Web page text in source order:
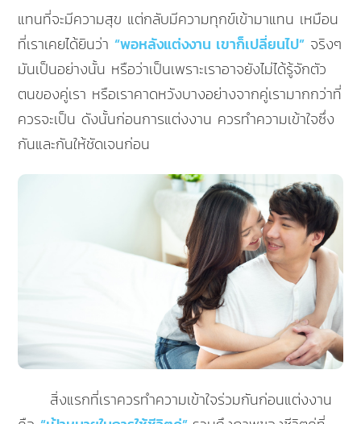
แทนที่จะมีความสุข แต่กลับมีความทุกข์เข้ามาแทน เหมือน
ที่เราเคยได้ยินว่า“พอหลังแต่งงาน เขาก็เปลี่ยนไป” จริงๆ
มันเป็นอย่างนั้น หรือว่าเป็นเพราะเราอาจยังไม่ได้รู้จักตัว
ตนของคู่เรา หรือเราคาดหวังบางอย่างจากคู่เรามากกว่าที่
ควรจะเป็น ดังนั้นก่อนการแต่งงาน ควรทำความเข้าใจซึ่ง
กันและกันให้ชัดเจนก่อน
สิ่งแรกที่เราควรทำความเข้าใจร่วมกันก่อนแต่งงาน